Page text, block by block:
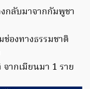
กลับมาจากกัมพูชา
องทางธรรมชาติ
ากเมียนมา 1 ราย